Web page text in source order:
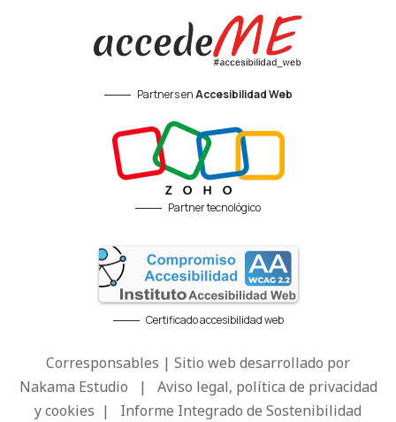
Partners enAccesibilidad Web
Partner tecnológico
Certificado accesibilidad web
Corresponsables | Sitio web desarrollado por
Nakama Estudio | Aviso legal, política de privacidad
y cookies | Informe Integrado de Sostenibilidad